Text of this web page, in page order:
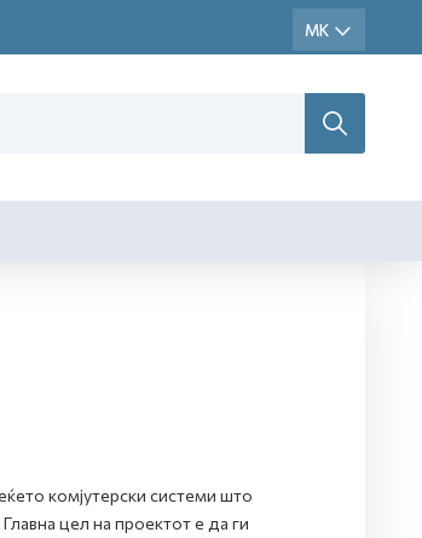
комјутерски системи што
цел на проектот е да ги